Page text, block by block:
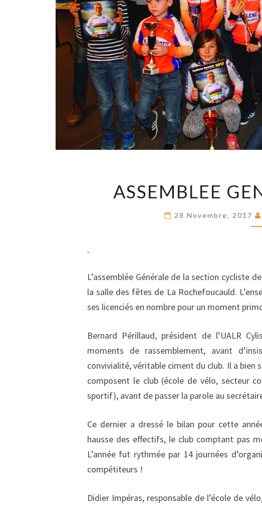
ASSEMBLEE
28 Novembre, 2017
L’assemblée Générale de la section cycliste
la salle des fêtes de La Rochefoucauld.
ses licenciés en nombre pour un moment
Bernard Périllaud, président de l’UALR
moments de rassemblement, avant
convivialité, véritable ciment du club. Il a bien
composent le club (école de vélo, secteur
sportif), avant de passer la parole au
Ce dernier a dressé le bilan pour cette
hausse des effectifs, le club comptant pas
L’année fut rythmée par 14 journées
compétiteurs !
Didier Impéras, responsable de l’école de